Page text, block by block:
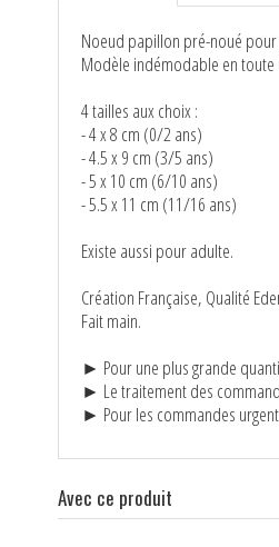
Noeud papillon pré-noué
Modèle indémodable en toute
4 tailles aux choix :
- 4 x 8 cm (0/2 ans)
- 4.5 x 9 cm (3/5 ans)
- 5 x 10 cm (6/10 ans)
- 5.5 x 11 cm (11/16 ans)
Existe aussi pour adulte.
Création Française, Qualité
Fait main.
► Pour une plus grande
► Le traitement des
► Pour les commandes
Avec ce produit